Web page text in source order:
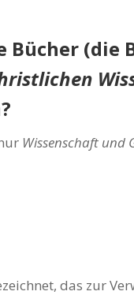
Bücher
Wissenschaft und
das zur